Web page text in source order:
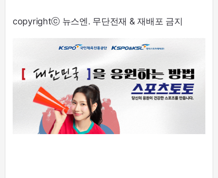
copyrightⓒ 뉴스엔. 무단전재 & 재배포 금지